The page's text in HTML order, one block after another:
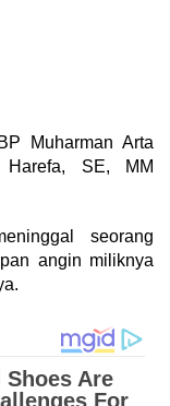
Muharman Arta
SE, MM
seorang
angin miliknya